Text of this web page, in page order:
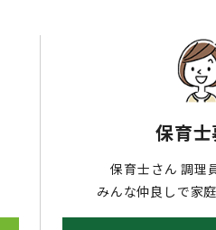
保育
保育士さん 調理
みんな仲良しで家